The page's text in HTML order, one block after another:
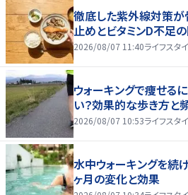
徹底した紫外線対策
止めとビタミンD不足
2026/08/07 11:40ライフスタ
ウォーキングで痩せる
い？効果的な歩き方と
2026/08/07 10:53ライフスタ
水中ウォーキングを続
ヶ月の変化と効果